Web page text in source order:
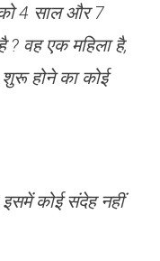
को 4 साल और 7
वह एक महिला है,
होने का कोई
इसमें कोई संदेह नहीं